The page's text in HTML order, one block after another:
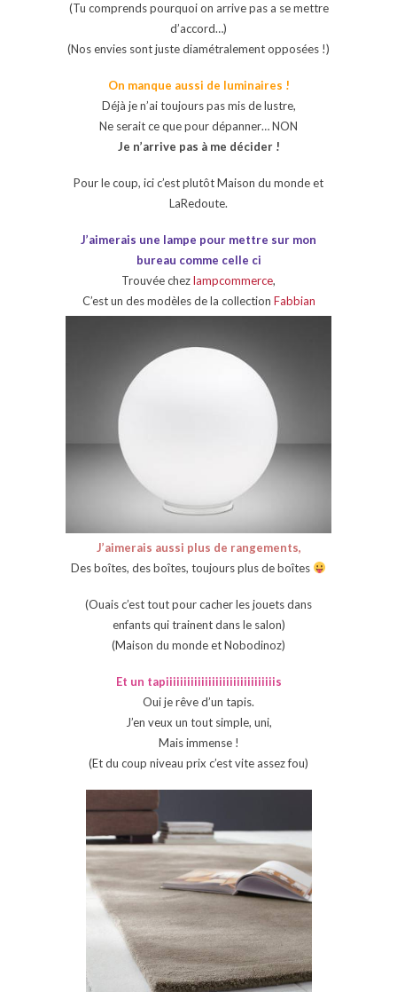
(Tu comprends pourquoi on arrive pas a se mettre
d’accord…)
(Nos envies sont juste diamétralement opposées !)
On manque aussi de luminaires !
Déjà je n’ai toujours pas mis de lustre,
Ne serait ce que pour dépanner… NON
Je n’arrive pas à me décider !
Pour le coup, ici c’est plutôt Maison du monde et
LaRedoute.
J’aimerais une lampe pour mettre sur mon
bureau comme celle ci
Trouvée chezlampcommerce,
C’est un des modèles de la collection Fabbian
J’aimerais aussi plus de rangements,
Des boîtes, des boîtes, toujours plus de boîtes
(Ouais c’est tout pour cacher les jouets dans
enfants qui trainent dans le salon)
(Maison du monde et Nobodinoz)
Et un tapiiiiiiiiiiiiiiiiiiiiiiiiiiiiiiis
Oui je rêve d’un tapis.
J’en veux un tout simple, uni,
Mais immense !
(Et du coup niveau prix c’est vite assez fou)